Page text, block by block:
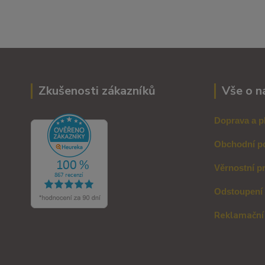
Zkušenosti zákazníků Vše o
Doprava a
Obchodní
Věrnostní